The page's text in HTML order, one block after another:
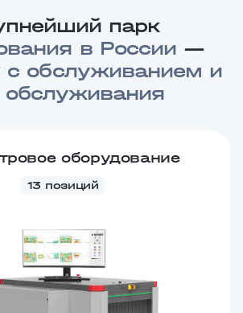
парк
в России—
с обслуживанием и
обслуживания
оборудование
13 позиций